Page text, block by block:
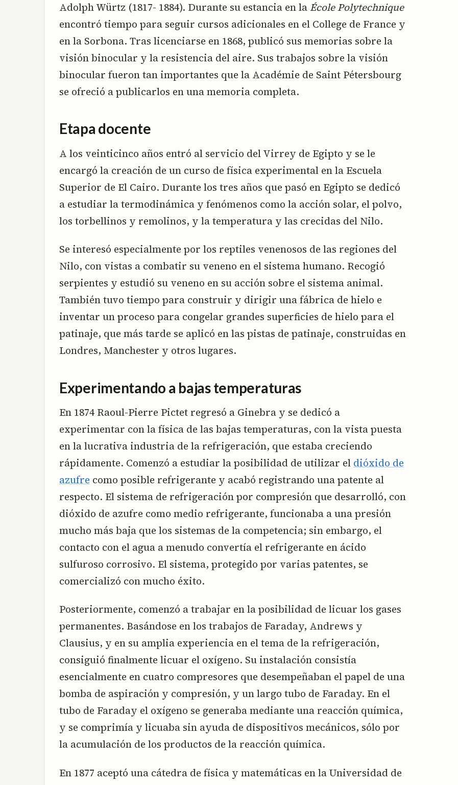
Adolph Würtz (1817- 1884). Durante su estancia en laÉcole Polytechnique
encontró tiempo para seguir cursos adicionales en el College de France y
en la Sorbona. Tras licenciarse en 1868, publicó sus memorias sobre la
visión binocular y la resistencia del aire. Sus trabajos sobre la visión
binocular fueron tan importantes que la Académie de Saint Pétersbourg
se ofreció a publicarlos en una memoria completa.
Etapa docente
A los veinticinco años entró al servicio del Virrey de Egipto y se le
encargó la creación de un curso de física experimental en la Escuela
Superior de El Cairo. Durante los tres años que pasó en Egipto se dedicó
a estudiar la termodinámica y fenómenos como la acción solar, el polvo,
los torbellinos y remolinos, y la temperatura y las crecidas del Nilo.
Se interesó especialmente por los reptiles venenosos de las regiones del
Nilo, con vistas a combatir su veneno en el sistema humano. Recogió
serpientes y estudió su veneno en su acción sobre el sistema animal.
También tuvo tiempo para construir y dirigir una fábrica de hielo e
inventar un proceso para congelar grandes superficies de hielo para el
patinaje, que más tarde se aplicó en las pistas de patinaje, construidas en
Londres, Manchester y otros lugares.
Experimentando a bajas temperaturas
En 1874 Raoul-Pierre Pictet regresó a Ginebra y se dedicó a
experimentar con la física de las bajas temperaturas, con la vista puesta
en la lucrativa industria de la refrigeración, que estaba creciendo
rápidamente. Comenzó a estudiar la posibilidad de utilizar el dióxido de
azufre como posible refrigerante y acabó registrando una patente al
respecto. El sistema de refrigeración por compresión que desarrolló, con
dióxido de azufre como medio refrigerante, funcionaba a una presión
mucho más baja que los sistemas de la competencia; sin embargo, el
contacto con el agua a menudo convertía el refrigerante en ácido
sulfuroso corrosivo. El sistema, protegido por varias patentes, se
comercializó con mucho éxito.
Posteriormente, comenzó a trabajar en la posibilidad de licuar los gases
permanentes. Basándose en los trabajos de Faraday, Andrews y
Clausius, y en su amplia experiencia en el tema de la refrigeración,
consiguió finalmente licuar el oxígeno. Su instalación consistía
esencialmente en cuatro compresores que desempeñaban el papel de una
bomba de aspiración y compresión, y un largo tubo de Faraday. En el
tubo de Faraday el oxígeno se generaba mediante una reacción química,
y se comprimía y licuaba sin ayuda de dispositivos mecánicos, sólo por
la acumulación de los productos de la reacción química.
En 1877 aceptó una cátedra de física y matemáticas en la Universidad de